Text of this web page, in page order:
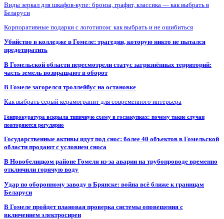
Виды зеркал для шкафов-купе: бронза, графит, классика — как выбрать в
Беларуси
Корпоративные подарки с логотипом: как выбрать и не ошибиться
Убийство в колледже в Гомеле: трагедия, которую никто не пытался
предотвратить
В Гомельской области пересмотрели статус загрязнённых территорий:
часть земель возвращают в оборот
В Гомеле загорелся троллейбус на остановке
Как выбрать серый керамогранит для современного интерьера
Генпрокуратура вскрыла типичную схему в госзакупках: почему такие случаи
повторяются регулярно
Государственные активы идут под снос: более 40 объектов в Гомельской
области продают с условием сноса
В Новобелицком районе Гомеля из-за аварии на трубопроводе временно
отключили горячую воду
Удар по оборонному заводу в Брянске: война всё ближе к границам
Беларуси
В Гомеле пройдет плановая проверка системы оповещения с
включением электросирен